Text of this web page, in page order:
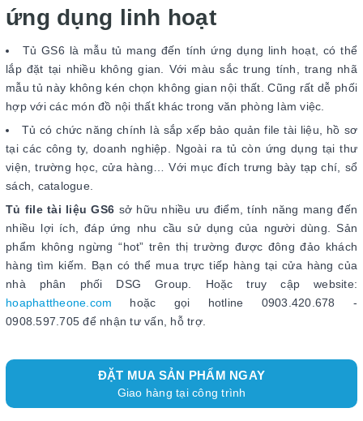
ứng dụng linh hoạt
Tủ GS6 là mẫu tủ mang đến tính ứng dụng linh hoạt, có thể
lắp đặt tại nhiều không gian. Với màu sắc trung tính, trang nhã
mẫu tủ này không kén chọn không gian nội thất. Cũng rất dễ phối
hợp với các món đồ nội thất khác trong văn phòng làm việc.
Tủ có chức năng chính là sắp xếp bảo quản file tài liệu, hồ sơ
tại các công ty, doanh nghiệp. Ngoài ra tủ còn ứng dụng tại thư
viện, trường học, cửa hàng… Với mục đích trưng bày tạp chí, sổ
sách, catalogue.
Tủ file tài liệu GS6 sở hữu nhiều ưu điểm, tính năng mang đến
nhiều lợi ích, đáp ứng nhu cầu sử dụng của người dùng. Sản
phẩm không ngừng “hot” trên thị trường được đông đảo khách
hàng tìm kiếm. Bạn có thể mua trực tiếp hàng tại cửa hàng của
nhà phân phối DSG Group. Hoặc truy cập website:
hoaphattheone.com hoặc gọi hotline 0903.420.678 -
0908.597.705 để nhận tư vấn, hỗ trợ.
ĐẶT MUA SẢN PHẨM NGAY
Giao hàng tại công trình